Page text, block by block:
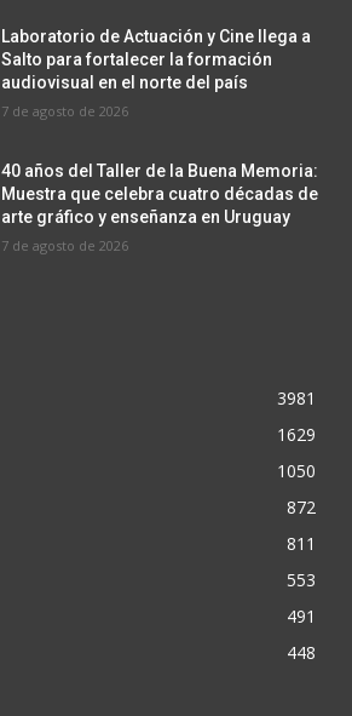
Laboratorio de Actuación y Cine llega a
Salto para fortalecer la formación
audiovisual en el norte del país
7 de agosto de 2026
40 años del Taller de la Buena Memoria:
Muestra que celebra cuatro décadas de
arte gráfico y enseñanza en Uruguay
7 de agosto de 2026
3981
1629
1050
872
811
553
491
448